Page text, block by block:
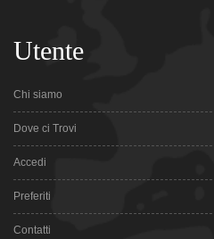
Utente
Chi siamo
Dove ci Trovi
Accedi
Preferiti
Contatti